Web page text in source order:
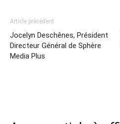
Article précédent
Jocelyn Deschênes, Président
Directeur Général de Sphère
Media Plus